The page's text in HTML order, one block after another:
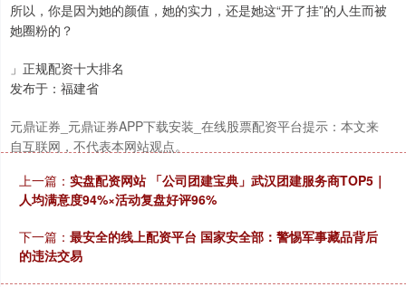
所以，你是因为她的颜值，她的实力，还是她这“开了挂”的人生而被
她圈粉的？
」正规配资十大排名
发布于：福建省
元鼎证券_元鼎证券APP下载安装_在线股票配资平台提示：本文来
自互联网，不代表本网站观点。
上一篇： 实盘配资网站 「公司团建宝典」武汉团建服务商TOP5｜
人均满意度94%×活动复盘好评96%
下一篇： 最安全的线上配资平台 国家安全部：警惕军事藏品背后
的违法交易
创业板指 3563.12 +47.56 +1.35%